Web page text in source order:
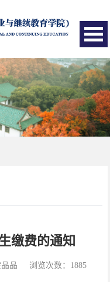
缴费的通知
晶晶 浏览次数： 1885